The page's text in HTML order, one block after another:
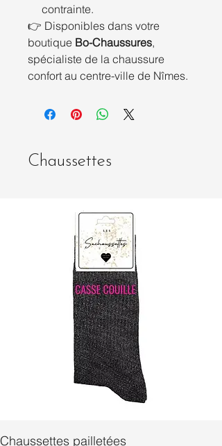
contrainte.
👉 Disponibles dans votre
boutique Bo-Chaussures,
spécialiste de la chaussure
confort au centre-ville de Nîmes.
Chaussettes
Chaussettes pailletées